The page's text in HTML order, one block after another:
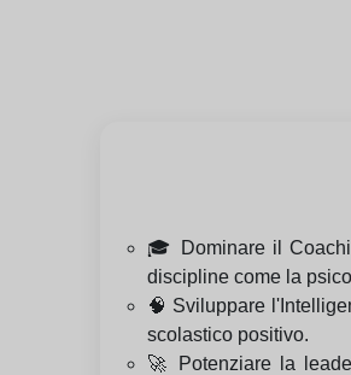
🎓 Dominare il
discipline come la
🧠 Sviluppare
scolastico positivo.
🚀 Potenziare la